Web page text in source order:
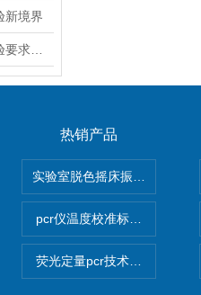
新境界
热销产品
实验室脱色摇床振荡器
pcr仪温度校准标定设备
荧光定量pcr技术定制化服务